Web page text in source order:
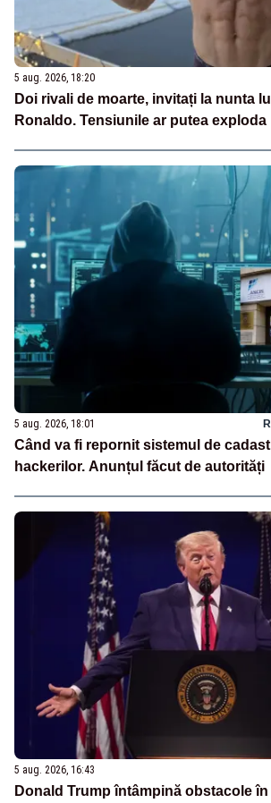
5 aug. 2026, 18:20
Doi rivali de moarte, invitați la nunta
Ronaldo. Tensiunile ar putea exploda
5 aug. 2026, 18:01
Când va fi repornit sistemul de
hackerilor. Anunțul făcut de autorități
5 aug. 2026, 16:43
Donald Trump întâmpină obstacole